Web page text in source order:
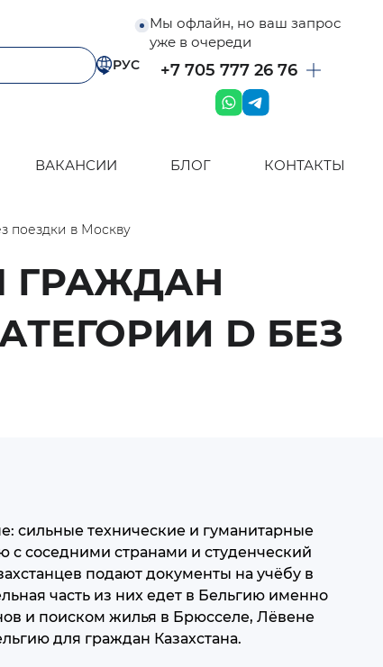
РУС
Мы офлайн, но ваш запрос
уже в очереди
+7 705 777 26 76
ВАКАНСИИ БЛОГ КОНТАКТЫ
поездки в Москву
ГРАЖДАН
D БЕЗ
сильные технические и гуманитарные
с соседними странами и студенческий
подают документы на учёбу в
часть из них едет в Бельгию именно
и поиском жилья в Брюсселе, Лёвене
для граждан Казахстана.